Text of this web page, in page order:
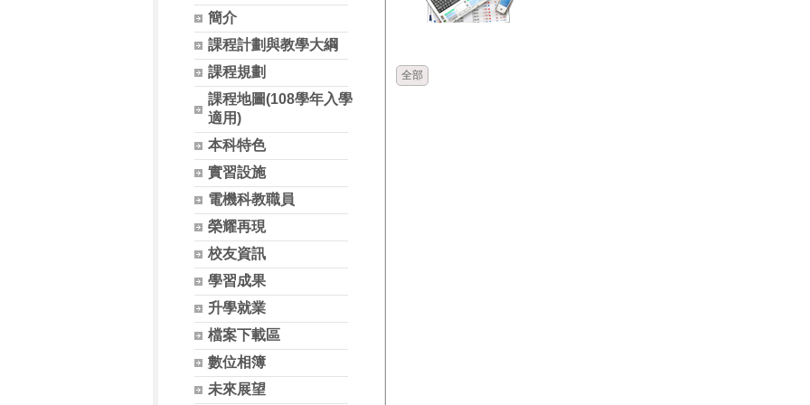
簡介
課程計劃與教學大綱
課程規劃
課程地圖(108學年入學
適用)
本科特色
實習設施
電機科教職員
榮耀再現
校友資訊
學習成果
升學就業
檔案下載區
數位相簿
未來展望
全部